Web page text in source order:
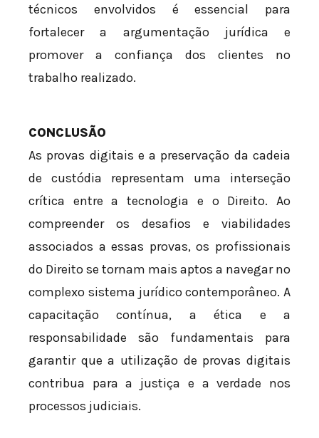
técnicos envolvidos é essencial para
fortalecer a argumentação jurídica e
promover a confiança dos clientes no
trabalho realizado.
CONCLUSÃO
As provas digitais e a preservação da cadeia
de custódia representam uma interseção
crítica entre a tecnologia e o Direito. Ao
compreender os desafios e viabilidades
associados a essas provas, os profissionais
do Direito se tornam mais aptos a navegar no
complexo sistema jurídico contemporâneo. A
capacitação contínua, a ética e a
responsabilidade são fundamentais para
garantir que a utilização de provas digitais
contribua para a justiça e a verdade nos
processos judiciais.